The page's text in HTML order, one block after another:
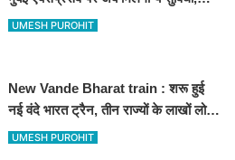
हेलीकॉप्टर सर्विस से तुरंत घायल पहुंचेगा
UMESH PUROHIT
New Vande Bharat train : शरू हुई
नई वंदे भारत ट्रैन, तीन राज्यों के लाखों लोगों
का सफर होगा आसान, देखें पूरा रूटमैप
UMESH PUROHIT